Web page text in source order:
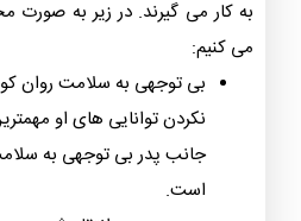
کمبود محبت پدر دلایل مختلفی
برخی دیگر جنبه خانوادگی دارد‌.
روانی افراد را تحت تاثیر قرار می
را از زندگی کاهش می دهد. بسیاری
تلاش خود را برای برآورده ساختن
به کار می گیرند. در زیر به صورت